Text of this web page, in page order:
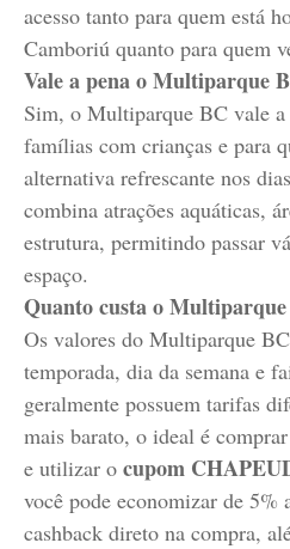
acesso tanto para quem está
Camboriú quanto para quem
Vale a pena o Multiparque
Sim, o Multiparque BC vale
famílias com crianças e para
alternativa refrescante nos
combina atrações aquáticas,
estrutura, permitindo passar
espaço.
Quanto custa o
Os valores do Multiparque
temporada, dia da semana e
geralmente possuem tarifas
mais barato, o ideal é
e utilizar o cupom
você pode economizar de 5%
cashback direto na compra,